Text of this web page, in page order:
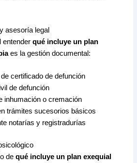
asesoría legal
entenderqué incluye un plan
es la gestión documental:
certificado de defunción
de defunción
inhumación o cremación
trámites sucesorios básicos
notarías y registradurías
dequé incluye un plan exequial